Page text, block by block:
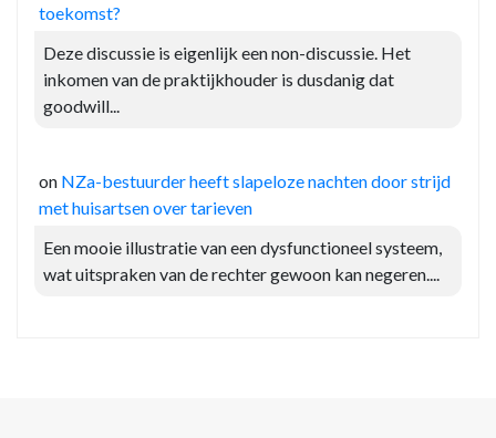
toekomst?
Deze discussie is eigenlijk een non-discussie. Het
inkomen van de praktijkhouder is dusdanig dat
goodwill...
on NZa-bestuurder heeft slapeloze nachten door strijd
met huisartsen over tarieven
Een mooie illustratie van een dysfunctioneel systeem,
wat uitspraken van de rechter gewoon kan negeren....